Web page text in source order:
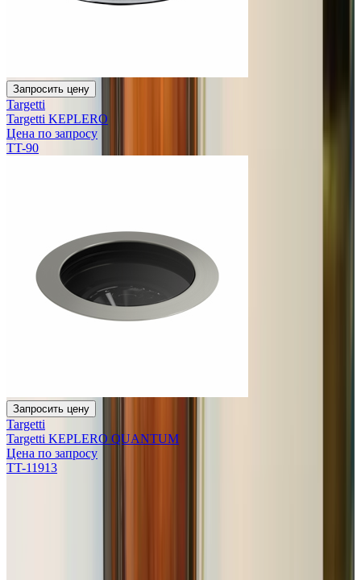
Запросить цену
Targetti
Targetti KEPLERO
Цена по запросу
TT-90
Запросить цену
Targetti
Targetti KEPLERO QUANTUM
Цена по запросу
TT-11913